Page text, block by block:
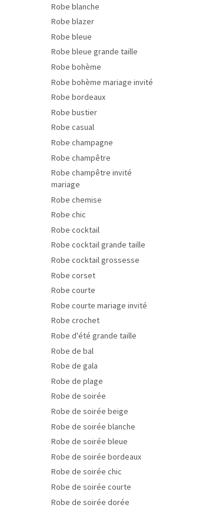
Robe blanche
Robe blazer
Robe bleue
Robe bleue grande taille
Robe bohème
Robe bohème mariage invité
Robe bordeaux
Robe bustier
Robe casual
Robe champagne
Robe champêtre
Robe champêtre invité
mariage
Robe chemise
Robe chic
Robe cocktail
Robe cocktail grande taille
Robe cocktail grossesse
Robe corset
Robe courte
Robe courte mariage invité
Robe crochet
Robe d'été grande taille
Robe de bal
Robe de gala
Robe de plage
Robe de soirée
Robe de soirée beige
Robe de soirée blanche
Robe de soirée bleue
Robe de soirée bordeaux
Robe de soirée chic
Robe de soirée courte
Robe de soirée dorée